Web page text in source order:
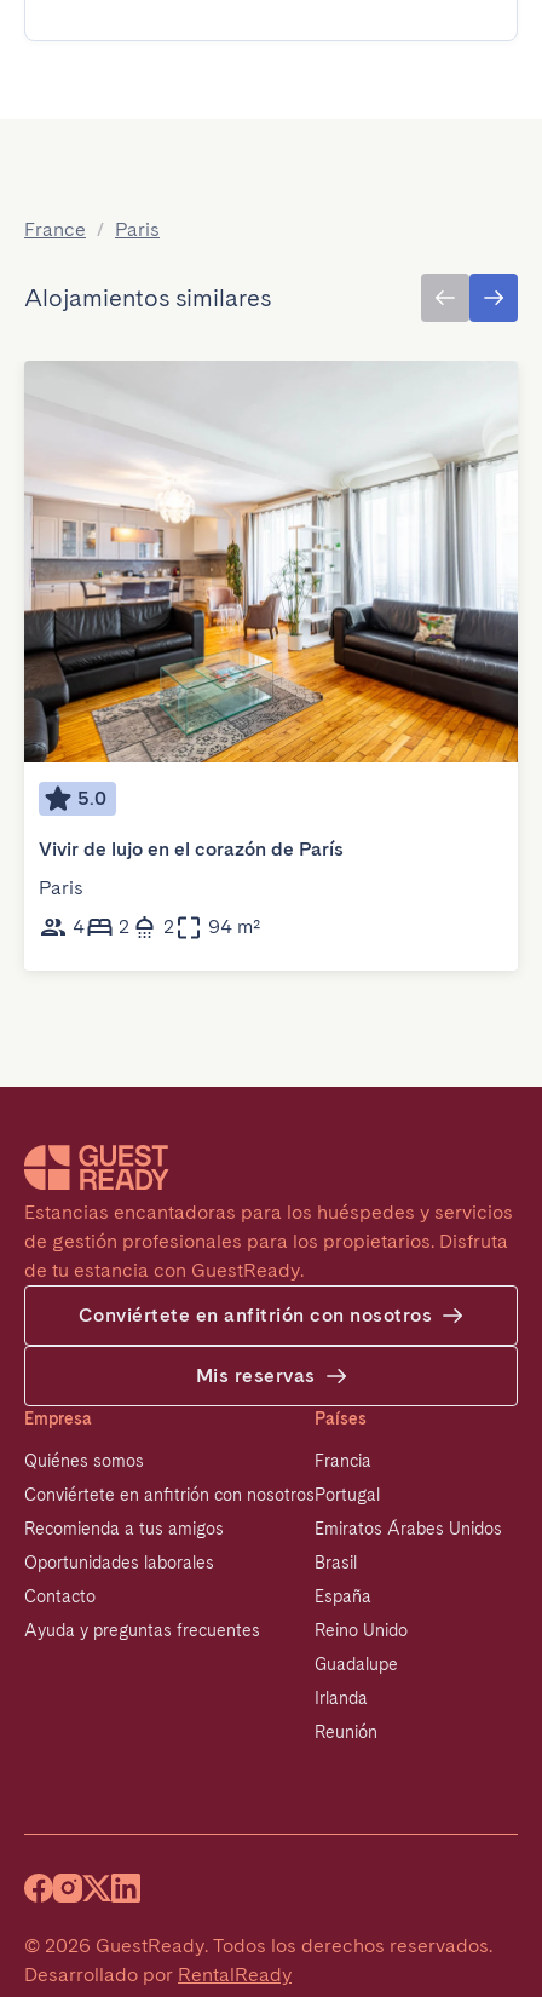
France / Paris
Alojamientos similares
5.0
Vivir de lujo en el corazón de París
Paris
4
2 2 94 m²
Estancias encantadoras para los huéspedes y servicios
de gestión profesionales para los propietarios. Disfruta
de tu estancia con GuestReady.
Conviértete en anfitrión con nosotros
Mis reservas
Empresa
Quiénes somos
Conviértete en anfitrión con nosotros
Recomienda a tus amigos
Oportunidades laborales
Contacto
Ayuda y preguntas frecuentes
Países
Francia
Portugal
Emiratos Árabes Unidos
Brasil
España
Reino Unido
Guadalupe
Irlanda
Reunión
© 2026 GuestReady. Todos los derechos reservados.
Desarrollado por RentalReady